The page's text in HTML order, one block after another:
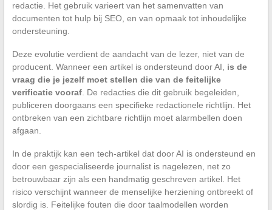
redactie. Het gebruik varieert van het samenvatten van
documenten tot hulp bij SEO, en van opmaak tot inhoudelijke
ondersteuning.
Deze evolutie verdient de aandacht van de lezer, niet van de
producent. Wanneer een artikel is ondersteund door AI, is de
vraag die je jezelf moet stellen die van de feitelijke
verificatie vooraf. De redacties die dit gebruik begeleiden,
publiceren doorgaans een specifieke redactionele richtlijn. Het
ontbreken van een zichtbare richtlijn moet alarmbellen doen
afgaan.
In de praktijk kan een tech-artikel dat door AI is ondersteund en
door een gespecialiseerde journalist is nagelezen, net zo
betrouwbaar zijn als een handmatig geschreven artikel. Het
risico verschijnt wanneer de menselijke herziening ontbreekt of
slordig is. Feitelijke fouten die door taalmodellen worden